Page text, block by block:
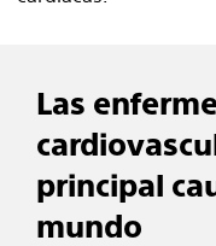
Las
principal
mundo